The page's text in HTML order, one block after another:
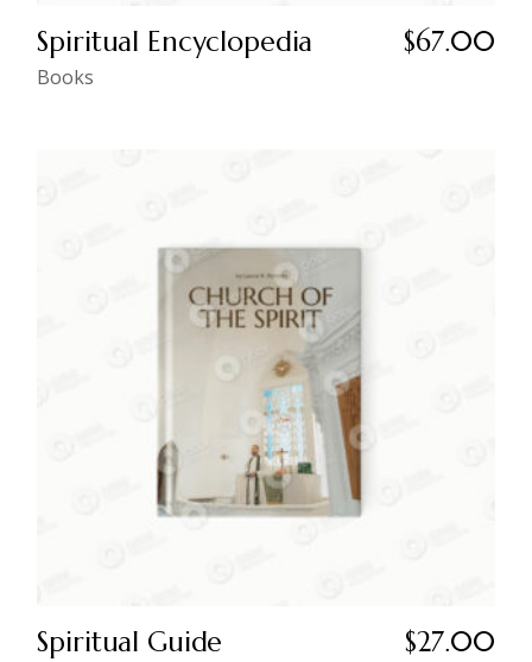
Spiritual Encyclopedia $67.00
Books
Spiritual Guide $27.00